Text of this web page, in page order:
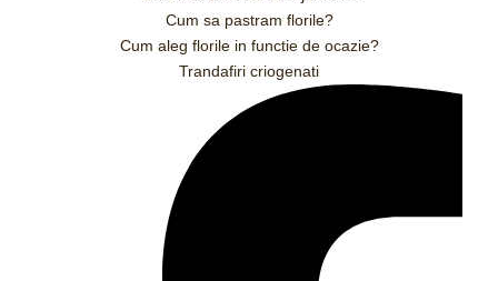
Cum sa pastram florile?
Cum aleg florile in functie de ocazie?
Trandafiri criogenati